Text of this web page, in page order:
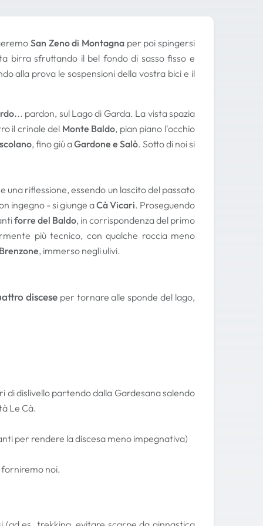
San Zeno di Montagna per poi spingersi
birra sfruttando il bel fondo di sasso fisso e
alla prova le sospensioni della vostra bici e il
.. pardon, sul Lago di Garda. La vista spazia
il crinale del Monte Baldo, pian piano l'occhio
, fino giù aGardone e Salò. Sotto di noi si
riflessione, essendo un lascito del passato
ingegno - si giunge aCà Vicari. Proseguendo
forre del Baldo, in corrispondenza del primo
più tecnico, con qualche roccia meno
, immerso negli ulivi.
disceseper tornare alle sponde del lago,
dislivello partendo dalla Gardesana salendo
Le Cà.
per rendere la discesa meno impegnativa)
forniremo noi.